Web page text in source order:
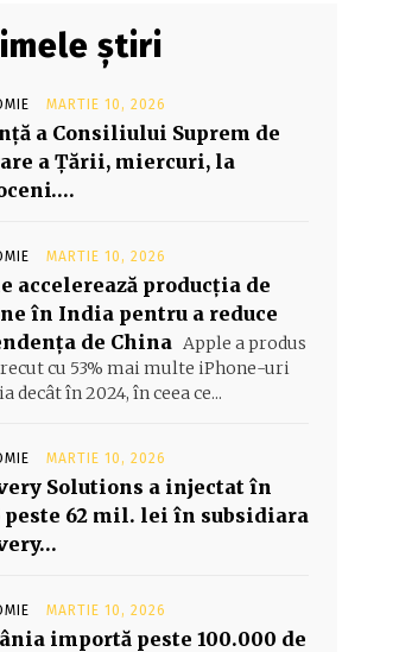
știri
MARTIE 10, 2026
a Consiliului Suprem de
a Ţării, miercuri, la
MARTIE 10, 2026
accelerează producția de
în India pentru a reduce
de China Apple a produs
cu 53% mai multe iPhone-uri
decât în 2024, în ceea ce...
MARTIE 10, 2026
Solutions a injectat în
peste 62 mil. lei în subsidiara
MARTIE 10, 2026
importă peste 100.000 de